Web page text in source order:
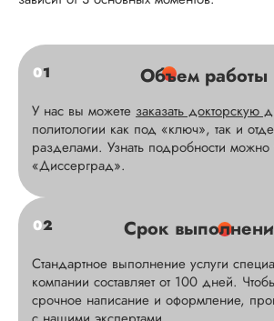
01 Объем работы
У нас вы можете заказать докторскую
политологии как под «ключ», так и
разделами. Узнать подробности
«Диссерград».
02 Срок
Стандартное выполнение услуги
компании составляет от 100 дней.
срочное написание и оформление,